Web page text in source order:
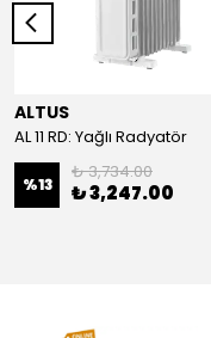
ALTUS
AL 11 RD: Yağlı Radyatör
%13
₺ 3,734.00
₺ 3,247.00